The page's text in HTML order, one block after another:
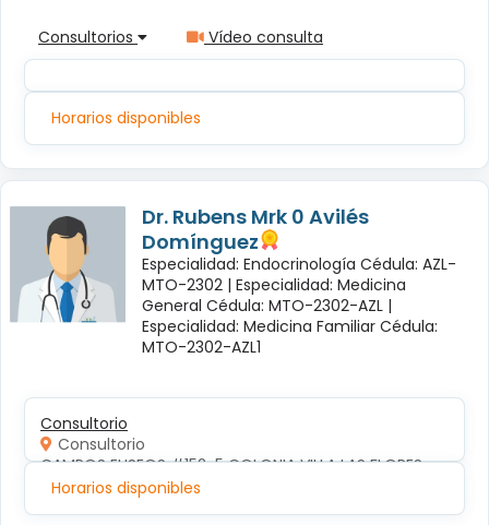
Consultorios Vídeo consulta
Horarios disponibles
Dr. Rubens Mrk 0 Avilés
Domínguez
Especialidad: Endocrinología Cédula: AZL-
MTO-2302 | Especialidad: Medicina
General Cédula: MTO-2302-AZL |
Especialidad: Medicina Familiar Cédula:
MTO-2302-AZL1
Consultorio
Consultorio
CAMPOS ELISEOS #152-5 COLONIA VILLA LAS FLORES
Horarios disponibles